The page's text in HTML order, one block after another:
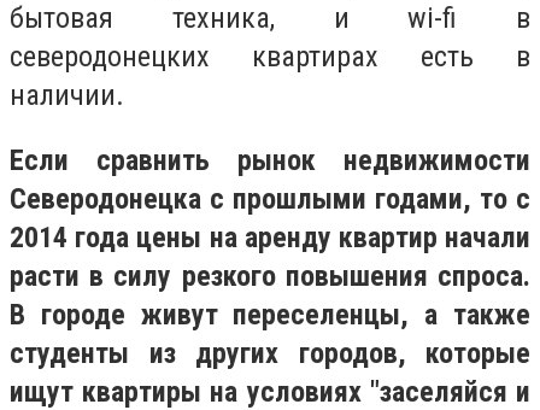
бытовая техника, и wi-fi в
северодонецких квартирах есть в
наличии.
Если сравнить рынок недвижимости
Северодонецка с прошлыми годами, то с
2014 года цены на аренду квартир начали
расти в силу резкого повышения спроса.
В городе живут переселенцы, а также
студенты из других городов, которые
ищут квартиры на условиях "заселяйся и